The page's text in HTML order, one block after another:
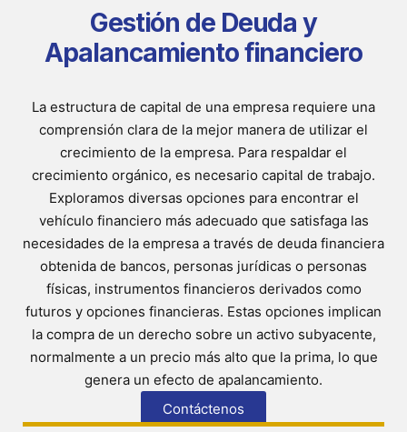
Gestión de Deuda y
Apalancamiento financiero
La estructura de capital de una empresa requiere una
comprensión clara de la mejor manera de utilizar el
crecimiento de la empresa. Para respaldar el
crecimiento orgánico, es necesario capital de trabajo.
Exploramos diversas opciones para encontrar el
vehículo financiero más adecuado que satisfaga las
necesidades de la empresa a través de deuda financiera
obtenida de bancos, personas jurídicas o personas
físicas, instrumentos financieros derivados como
futuros y opciones financieras. Estas opciones implican
la compra de un derecho sobre un activo subyacente,
normalmente a un precio más alto que la prima, lo que
genera un efecto de apalancamiento.
Contáctenos